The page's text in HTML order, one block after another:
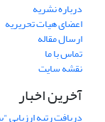
درباره نشریه
اعضای هیات تحریریه
ارسال مقاله
تماس با ما
نقشه سایت
آخرین اخبار